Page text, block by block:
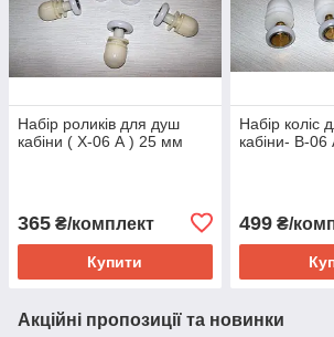
Набір роликів для душ
кабіни ( Х-06 А ) 25 мм
365 ₴/комплект
Купити
Набір коліс
кабіни- В-
499₴/
Акційні пропозиції та новинки